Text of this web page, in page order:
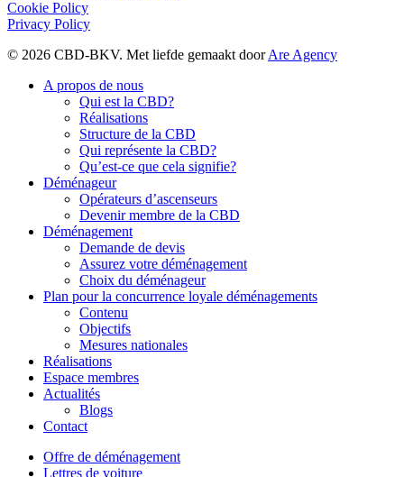
Cookie Policy
Privacy Policy
© 2026 CBD-BKV. Met liefde gemaakt doorAre Agency
Close
A propos de nous
Qui est la CBD?
Réalisations
Structure de la CBD
Qui représente la CBD?
Qu’est-ce que cela signifie?
Déménageur
Opérateurs d’ascenseurs
Devenir membre de la CBD
Déménagement
Demande de devis
Assurez votre déménagement
Choix du déménageur
Plan pour la concurrence loyale déménagements
Contenu
Objectifs
Mesures nationales
Réalisations
Espace membres
Actualités
Blogs
Contact
Offre de déménagement
Lettres de voiture